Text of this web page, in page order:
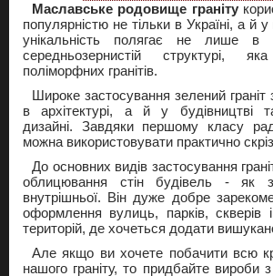
Маславське родовище граніту
популярністю не тільки в Україні, а й у
унікальність полягає не лише
середньозернистій структурі,
поліморфних гранітів.
Широке застосування зелений граніт
в архітектурі, а й у будівництві
дизайні. Завдяки першому класу
можна використовувати практично
До основних видів застосування
облицювання стін будівель - як
внутрішньої. Він дуже добре
оформлення вулиць, парків, скверів
територій, де хочеться додати
Але якщо ви хочете побачити всю
нашого граніту, то придбайте вироби